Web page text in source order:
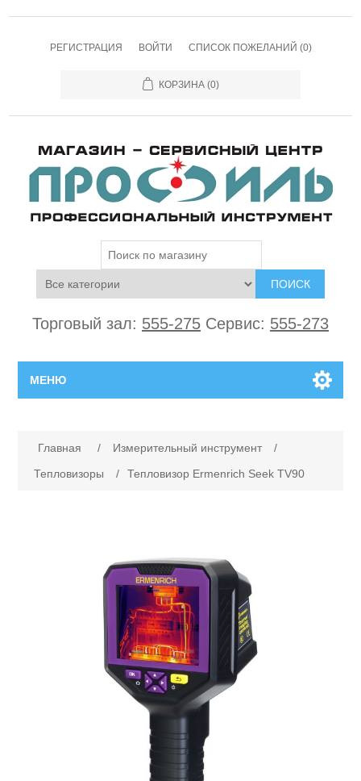
РЕГИСТРАЦИЯ ВОЙТИ СПИСОК ПОЖЕЛАНИЙ (0)
КОРЗИНА (0)
ПОИСК
Торговый зал: 555-275 Сервис: 555-273
МЕНЮ
Электроинструмент
Сервисный центр
Ремонт инструмента марки Makita
Ремонт инструмента марки Champion
Ремонт инструмента марки DCK
Главная / Измерительный инструмент
/
Тепловизоры
/ Тепловизор Ermenrich Seek TV90